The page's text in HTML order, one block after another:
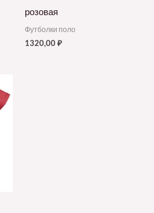
розовая
Футболки поло
1320,00₽